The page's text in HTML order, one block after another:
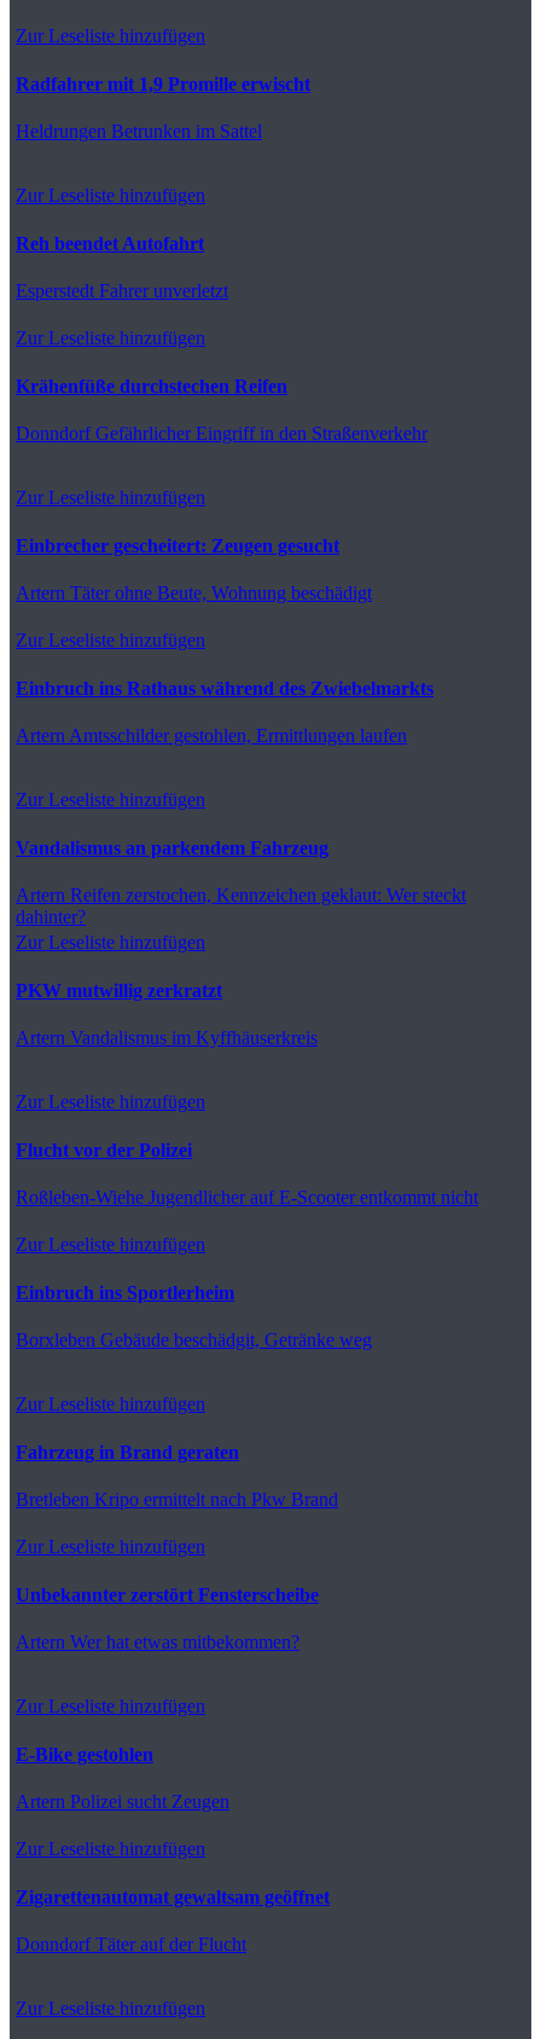
Zur Leseliste hinzufügen
Radfahrer mit 1,9 Promille erwischt
Heldrungen Betrunken im Sattel
Zur Leseliste hinzufügen
Reh beendet Autofahrt
Esperstedt Fahrer unverletzt
Zur Leseliste hinzufügen
Krähenfüße durchstechen Reifen
DonndorfGefährlicher Eingriff in den Straßenverkehr
Zur Leseliste hinzufügen
Einbrecher gescheitert: Zeugen gesucht
Artern Täter ohne Beute, Wohnung beschädigt
Zur Leseliste hinzufügen
Einbruch ins Rathaus während des Zwiebelmarkts
Artern Amtsschilder gestohlen, Ermittlungen laufen
Zur Leseliste hinzufügen
Vandalismus an parkendem Fahrzeug
Artern Reifen zerstochen, Kennzeichen geklaut: Wer steckt
dahinter?
Zur Leseliste hinzufügen
PKW mutwillig zerkratzt
Artern Vandalismus im Kyffhäuserkreis
Zur Leseliste hinzufügen
Flucht vor der Polizei
Roßleben-Wiehe Jugendlicher auf E-Scooter entkommt nicht
Zur Leseliste hinzufügen
Einbruch ins Sportlerheim
Borxleben Gebäude beschädgit, Getränke weg
Zur Leseliste hinzufügen
Fahrzeug in Brand geraten
Bretleben Kripo ermittelt nach Pkw Brand
Zur Leseliste hinzufügen
Unbekannter zerstört Fensterscheibe
Artern Wer hat etwas mitbekommen?
Zur Leseliste hinzufügen
E-Bike gestohlen
Artern Polizei sucht Zeugen
Zur Leseliste hinzufügen
Zigarettenautomat gewaltsam geöffnet
DonndorfTäter auf der Flucht
Zur Leseliste hinzufügen